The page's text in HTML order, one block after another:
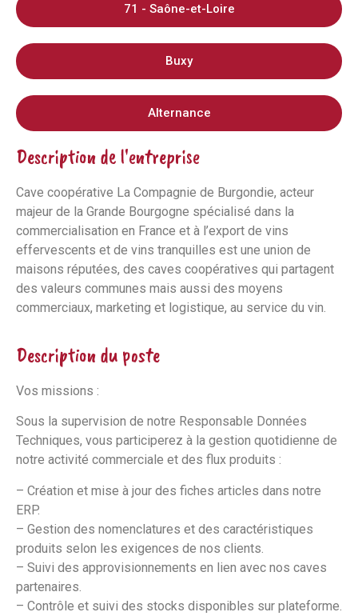
71 - Saône-et-Loire
Buxy
Alternance
Description de l'entreprise
Cave coopérative La Compagnie de Burgondie, acteur
majeur de la Grande Bourgogne spécialisé dans la
commercialisation en France et à l’export de vins
effervescents et de vins tranquilles est une union de
maisons réputées, des caves coopératives qui partagent
des valeurs communes mais aussi des moyens
commerciaux, marketing et logistique, au service du vin.
Description du poste
Vos missions :
Sous la supervision de notre Responsable Données
Techniques, vous participerez à la gestion quotidienne de
notre activité commerciale et des flux produits :
– Création et mise à jour des fiches articles dans notre
ERP.
– Gestion des nomenclatures et des caractéristiques
produits selon les exigences de nos clients.
– Suivi des approvisionnements en lien avec nos caves
partenaires.
– Contrôle et suivi des stocks disponibles sur plateforme.